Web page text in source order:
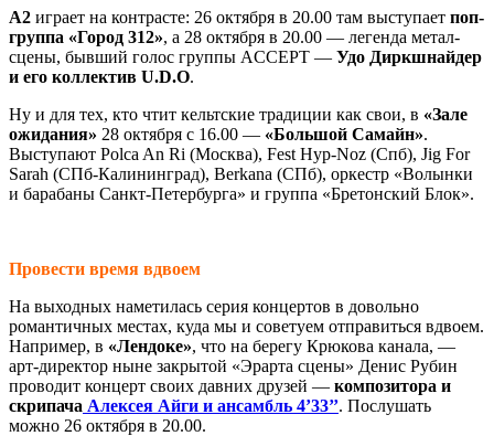
А2 играет на контрасте: 26 октября в 20.00 там выступает поп-
группа «Город 312», а 28 октября в 20.00 — легенда метал-
сцены, бывший голос группы ACCEPT — Удо Диркшнайдер
и его коллектив U.D.O.
Ну и для тех, кто чтит кельтские традиции как свои, в «Зале
ожидания» 28 октября с 16.00 — «Большой Самайн».
Выступают Polca An Ri (Москва), Fest Hyp-Noz (Спб), Jig For
Sarah (СПб-Калининград), Berkana (СПб), оркестр «Волынки
и барабаны Санкт-Петербурга» и группа «Бретонский Блок».
Провести время вдвоем
На выходных наметилась серия концертов в довольно
романтичных местах, куда мы и советуем отправиться вдвоем.
Например, в «Лендоке», что на берегу Крюкова канала, —
арт-директор ныне закрытой «Эрарта сцены» Денис Рубин
проводит концерт своих давних друзей — композитора и
скрипача Алексея Айги и ансамбль 4’33’’. Послушать
можно 26 октября в 20.00.